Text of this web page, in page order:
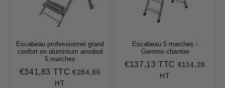
Escabeau professionnel grand
confort en aluminium anodisé
5 marches
Prix
€341,83 TTC €341,83
€284,86
HT
Escabeau 5 marches -
Gamme chantier
Prix
€137,13 TTC €137,13
€114,28
HT